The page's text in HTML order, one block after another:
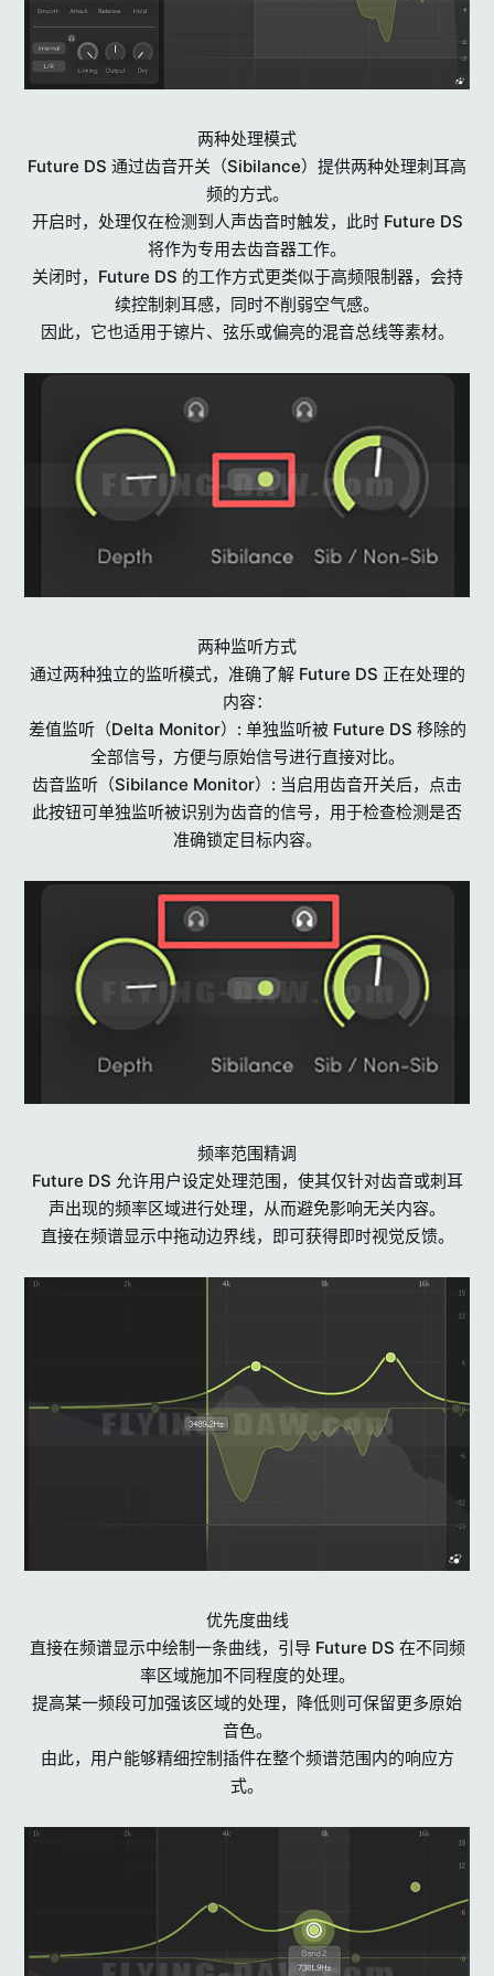
两种处理模式
Future DS 通过齿音开关（Sibilance）提供两种处理刺耳高
频的方式。
开启时，处理仅在检测到人声齿音时触发，此时 Future DS
将作为专用去齿音器工作。
关闭时，Future DS 的工作方式更类似于高频限制器，会持
续控制刺耳感，同时不削弱空气感。
因此，它也适用于镲片、弦乐或偏亮的混音总线等素材。
两种监听方式
通过两种独立的监听模式，准确了解 Future DS 正在处理的
内容：
差值监听（Delta Monitor）: 单独监听被 Future DS 移除的
全部信号，方便与原始信号进行直接对比。
齿音监听（Sibilance Monitor）: 当启用齿音开关后，点击
此按钮可单独监听被识别为齿音的信号，用于检查检测是否
准确锁定目标内容。
频率范围精调
Future DS 允许用户设定处理范围，使其仅针对齿音或刺耳
声出现的频率区域进行处理，从而避免影响无关内容。
直接在频谱显示中拖动边界线，即可获得即时视觉反馈。
优先度曲线
直接在频谱显示中绘制一条曲线，引导 Future DS 在不同频
率区域施加不同程度的处理。
提高某一频段可加强该区域的处理，降低则可保留更多原始
音色。
由此，用户能够精细控制插件在整个频谱范围内的响应方
式。